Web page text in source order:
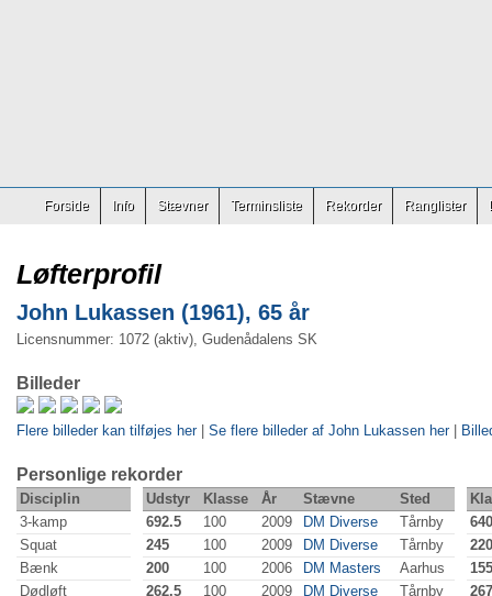
Forside Info Stævner Terminsliste Rekorder Ranglister
Løfterprofil
John Lukassen (1961), 65 år
Licensnummer: 1072 (aktiv), Gudenådalens SK
Billeder
Flere billeder kan tilføjes her| Se flere billeder af John Lukassen her|
Personlige rekorder
Disciplin Udstyr Klasse År Stævne Sted
3-kamp
692.5 100 2009 DM Diverse Tårnby
640
Squat
245 100 2009 DM Diverse Tårnby
220
Bænk
200 100 2006 DM Masters Aarhus
155
Dødløft
262.5 100 2009 DM Diverse Tårnby